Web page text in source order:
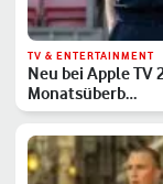
TV & ENTERTAINMENT
Neu bei Apple TV
Monatsüberb…